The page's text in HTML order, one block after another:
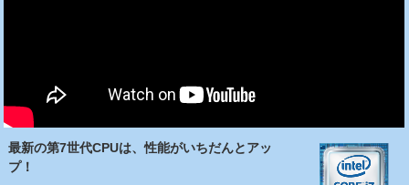
最新の第7世代CPUは、性能がいちだんとアッ
プ！